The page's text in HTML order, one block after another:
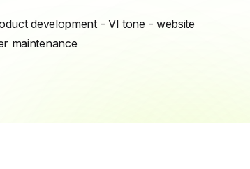
development - VI tone - website
maintenance